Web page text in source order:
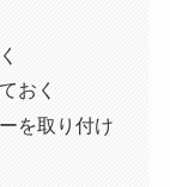
おく
を取り付け